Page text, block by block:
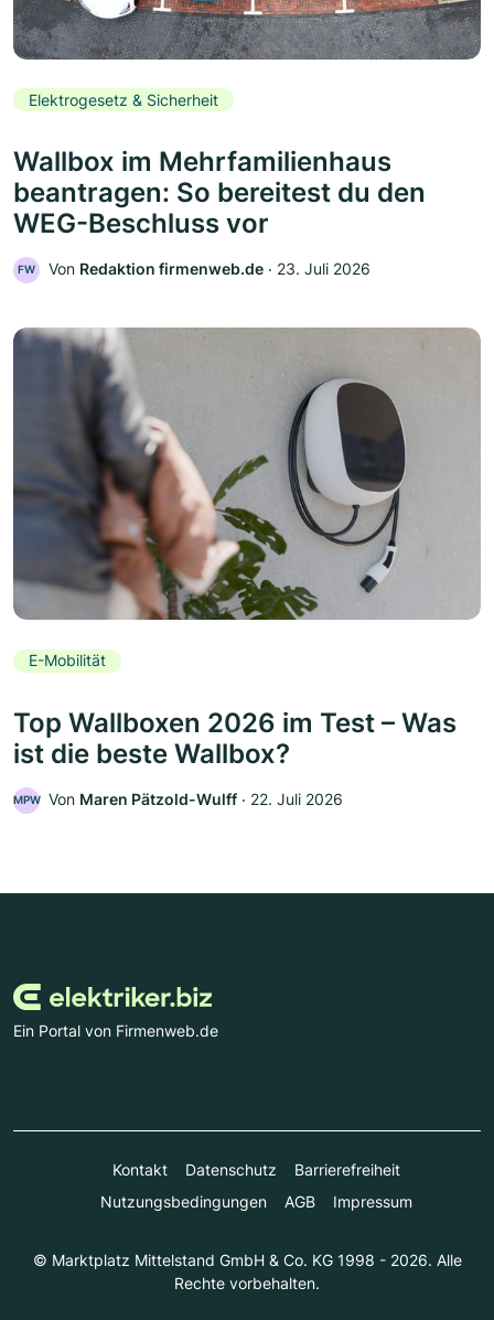
Elektrogesetz & Sicherheit
Wallbox im Mehrfamilienhaus
beantragen: So bereitest du den
WEG-Beschluss vor
FW Von Redaktion firmenweb.de ‧ 23. Juli 2026
E-Mobilität
Top Wallboxen 2026 im Test – Was
ist die beste Wallbox?
MPW Von Maren Pätzold-Wulff ‧ 22. Juli 2026
Ein Portal von Firmenweb.de
Kontakt Datenschutz
Barrierefreiheit
Nutzungsbedingungen
AGB Impressum
© Marktplatz Mittelstand GmbH & Co. KG 1998 - 2026. Alle
Rechte vorbehalten.